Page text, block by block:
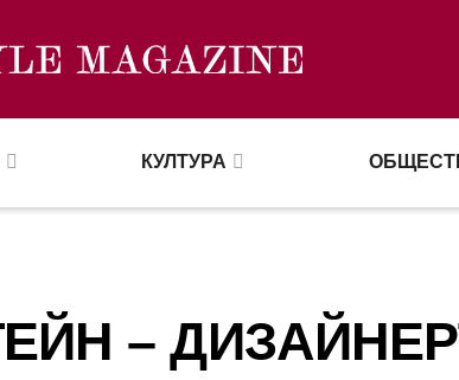
КУЛТУРА
–